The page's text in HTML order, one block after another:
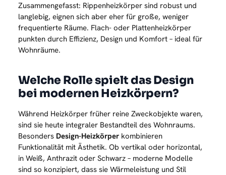
Zusammengefasst: Rippenheizkörper sind robust und
langlebig, eignen sich aber eher für große, weniger
frequentierte Räume. Flach- oder Plattenheizkörper
punkten durch Effizienz, Design und Komfort – ideal für
Wohnräume.
Welche Rolle spielt das Design
bei modernen Heizkörpern?
Während Heizkörper früher reine Zweckobjekte waren,
sind sie heute integraler Bestandteil des Wohnraums.
Besonders Design-Heizkörper kombinieren
Funktionalität mit Ästhetik. Ob vertikal oder horizontal,
in Weiß, Anthrazit oder Schwarz – moderne Modelle
sind so konzipiert, dass sie Wärmeleistung und Stil